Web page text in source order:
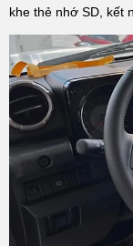
khe thẻ nhớ SD, kết